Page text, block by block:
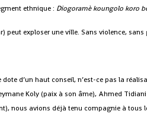
ethnique : Diogoramè koungolo koro
peut exploser une ville. Sans violence,
d’un haut conseil, n’est-ce pas la
Koly (paix à son âme), Ahmed
nous avions déjà tenu compagnie à tous